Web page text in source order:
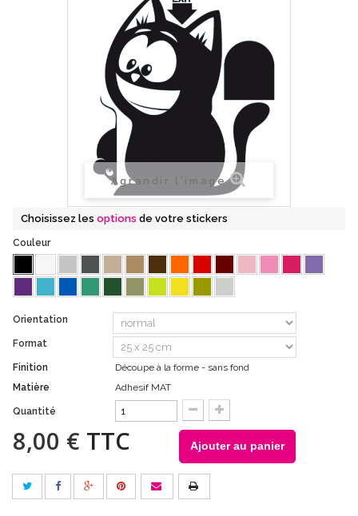
Agrandir l'image
Choisissez les options de votre stickers
Couleur
Orientation
Format
Finition
Découpe à la forme - sans fond
Matière
Adhesif MAT
Quantité
8,00 € TTC Ajouter au panier